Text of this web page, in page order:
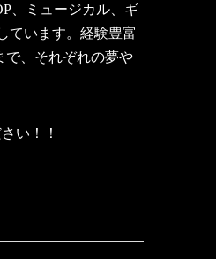
、ミュージカル、ギ
ています。経験豊富
で、それぞれの夢や
い！！